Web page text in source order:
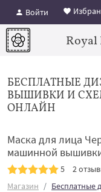
Войти
Royal
БЕСПЛАТНЫЕ
ВЫШИВКИ И
ОНЛАЙН
Маска для лица
машинной
5 2
Магазин
Бесплатные